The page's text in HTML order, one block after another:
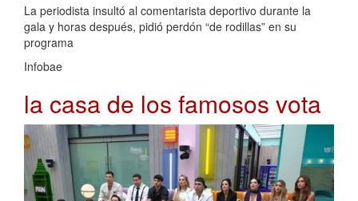
La periodista insultó al comentarista deportivo durante la
gala y horas después, pidió perdón “de rodillas” en su
programa
Infobae
la casa de los famosos vota